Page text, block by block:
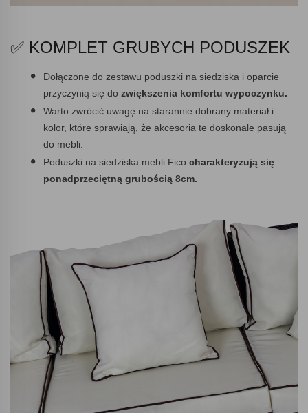
✅ KOMPLET GRUBYCH PODUSZEK
Dołączone do zestawu poduszki na siedziska i oparcie
przyczynią się do zwiększenia komfortu wypoczynku.
Warto zwrócić uwagę na starannie dobrany materiał i
kolor, które sprawiają, że akcesoria te doskonale pasują
do mebli.
Poduszki na siedziska mebli Fico charakteryzują się
ponadprzeciętną grubością 8cm.